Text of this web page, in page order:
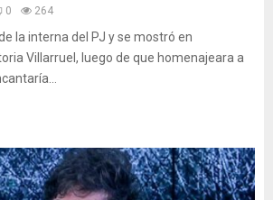
0 264
la interna del PJ y se mostró en
Villarruel, luego de que homenajeara a